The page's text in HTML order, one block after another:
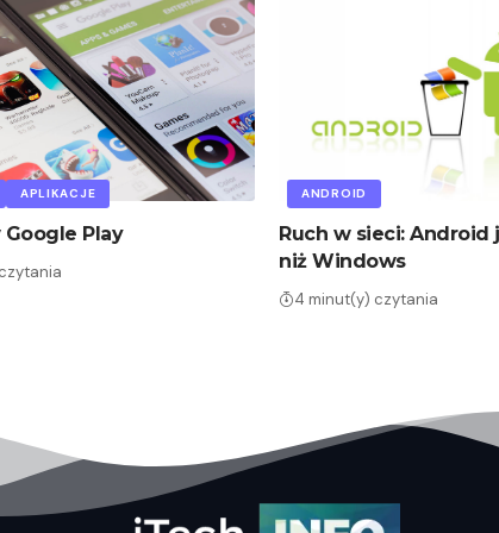
APLIKACJE
Play
ANDROID
Ruch w sieci: Android
niż Windows
4 minut(y) czytania